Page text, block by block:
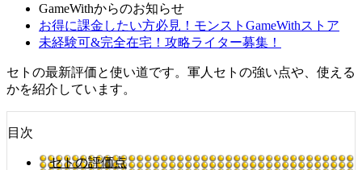
GameWithからのお知らせ
お得に課金したい方必見！モンストGameWithストア
未経験可&完全在宅！攻略ライター募集！
セトの最新評価と使い道です。軍人セトの強い点や、使える
かを紹介しています。
目次
セトの評価点